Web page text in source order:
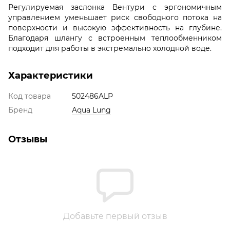
Регулируемая заслонка Вентури с эргономичным
управлением уменьшает риск свободного потока на
поверхности и высокую эффективность на глубине.
Благодаря шлангу с встроенным теплообменником
подходит для работы в экстремально холодной воде.
Характеристики
Код товара
502486ALP
Бренд
Aqua Lung
Отзывы
Добавьте первый отзыв